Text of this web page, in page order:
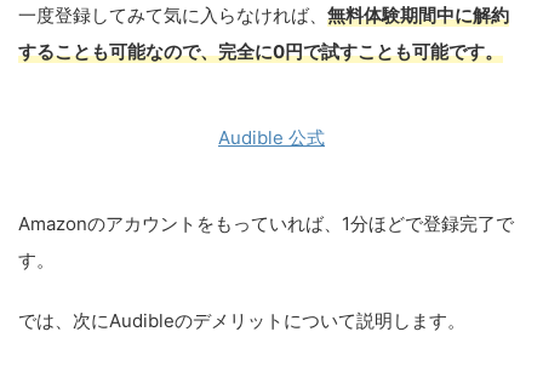
一度登録してみて気に入らなければ、 無料体験期間中に解約
することも可能なので、完全に0円で試すことも可能です。
Audible 公式
Amazonのアカウントをもっていれば、1分ほどで登録完了で
す。
では、次にAudibleのデメリットについて説明します。